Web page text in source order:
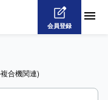
会員登録
合機関連)